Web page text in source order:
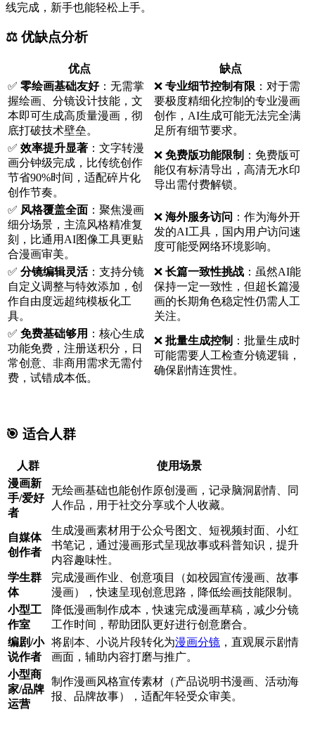
线完成，新手也能轻松上手。
⚖️ 优缺点分析
优点
缺点
✅ 零绘画基础友好：无需掌
握绘画、分镜设计技能，文
本即可生成高质量漫画，彻
底打破技术壁垒。
❌ 专业细节控制有限 ：对于需
要极度精细化控制的专业漫画
创作，AI生成可能无法完全满
足所有细节要求。
✅ 效率提升显著 ：文字转漫
画分钟级完成，比传统创作
节省90%时间，适配碎片化
创作节奏。
❌ 免费版功能限制 ：免费版可
能仅有标清导出，高清无水印
导出需付费解锁。
✅ 风格覆盖全面 ：聚焦漫画
细分场景，主流风格精准复
刻，比通用AI图像工具更贴
合漫画审美。
❌ 海外服务访问 ：作为海外开
发的AI工具，国内用户访问速
度可能受网络环境影响。
✅ 分镜编辑灵活：支持分镜
自定义调整与特效添加，创
作自由度远超纯模板化工
具。
❌ 长篇一致性挑战 ：虽然AI能
保持一定一致性，但超长篇漫
画的长期角色稳定性仍需人工
关注。
✅ 免费基础够用 ：核心生成
功能免费，注册送积分，日
常创意、非商用需求无需付
费，试错成本低。
❌ 批量生成控制 ：批量生成时
可能需要人工检查分镜逻辑，
确保剧情连贯性。
🎯 适合人群
人群
使用场景
漫画新
手/爱好
者
无绘画基础也能创作原创漫画，记录脑洞剧情、同
人作品，用于社交分享或个人收藏。
自媒体
创作者
生成漫画素材用于公众号图文、短视频封面、小红
书笔记，通过漫画形式呈现故事或科普知识，提升
内容趣味性。
学生群
体
完成漫画作业、创意项目（如校园宣传漫画、故事
漫画），快速呈现创意思路，降低绘画技能限制。
小型工
作室
降低漫画制作成本，快速完成漫画草稿，减少分镜
工作时间，帮助团队更好进行创意磨合。
编剧/小
说作者
将剧本、小说片段转化为漫画分镜 ，直观展示剧情
画面，辅助内容打磨与推广。
小型商
家/品牌
运营
制作漫画风格宣传素材（产品说明书漫画、活动海
报、品牌故事），适配年轻受众审美。